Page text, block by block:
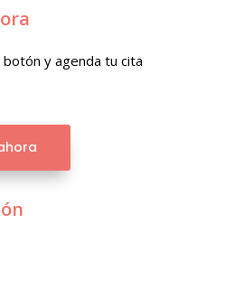
y agenda tu cita